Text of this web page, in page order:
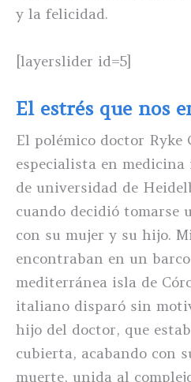
y la felicidad.
[layerslider id=5]
El estrés que nos
El polémico doctor Ryke
especialista en
de universidad de
cuando decidió tomarse
con su mujer y su hijo.
encontraban en un
mediterránea isla de
italiano disparó sin
hijo del doctor, que
cubierta, acabando con
muerte, unida al